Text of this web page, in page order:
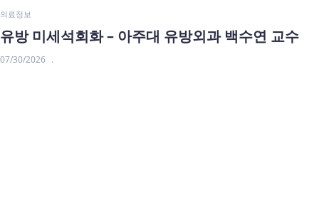
의료정보
유방 미세석회화 – 아주대 유방외과 백수연 교수
07/30/2026